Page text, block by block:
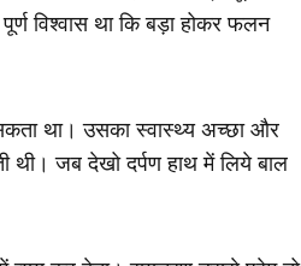
विश्वास था कि बड़ा होकर फलन
था। उसका स्वास्थ्य अच्छा और
थी। जब देखो दर्पण हाथ में लिये बाल